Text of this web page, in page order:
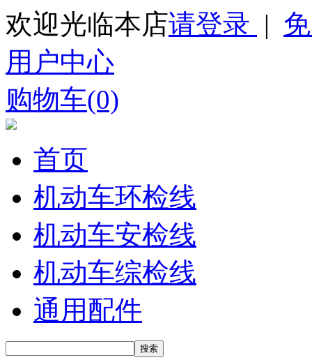
欢迎光临本店请登录 |
用户中心
购物车(0)
首页
机动车环检线
机动车安检线
机动车综检线
通用配件